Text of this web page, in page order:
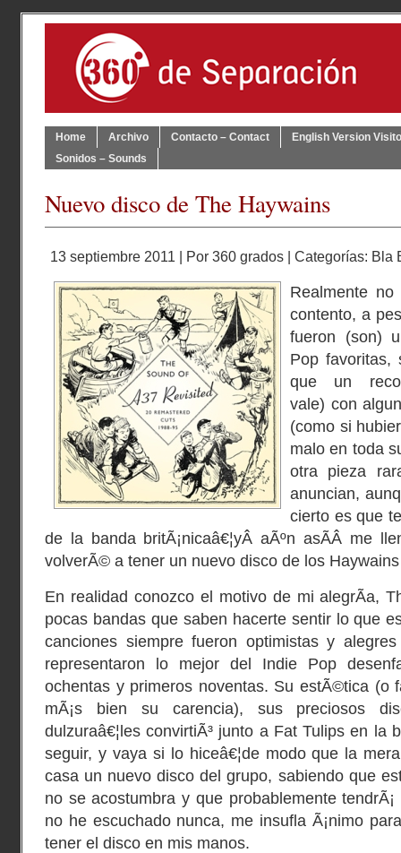
Home Archivo Contacto – Contact
English Version
Sonidos – Sounds
Nuevo disco de The Haywains
13 septiembre 2011 | Por 360 grados | Categorías: Bla
Realmente
contento, a
fueron (son)
Pop favoritas,
que un
vale) con
(como si
malo en toda
otra pieza
anuncian,
cierto es que
de la banda britÃ¡nicaâ€¦yÂ aÃºn asÃ­Â me
volverÃ© a tener un nuevo disco de los
En realidad conozco el motivo de mi alegrÃ­a,
pocas bandas que saben hacerte sentir lo que
canciones siempre fueron optimistas y
representaron lo mejor del Indie Pop
ochentas y primeros noventas. Su estÃ©tica (o
mÃ¡s bien su carencia), sus preciosos
dulzuraâ€¦les convirtiÃ³ junto a Fat Tulips en la
seguir, y vaya si lo hiceâ€¦de modo que la
casa un nuevo disco del grupo, sabiendo que
no se acostumbra y que probablemente
no he escuchado nunca, me insufla Ã¡nimo
tener el disco en mis manos.